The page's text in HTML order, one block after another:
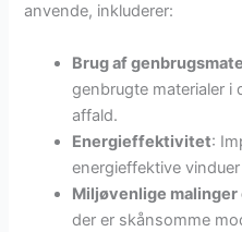
anvende, inkluderer:
Brug af
genbrugte materialer i
affald.
Energieffektivitet:
energieffektive
Miljøvenlige malinger
der er skånsomme